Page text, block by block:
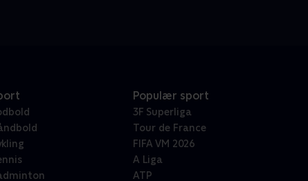
Populær sport
3F Superliga
Tour de France
FIFA VM 2026
A Liga
ATP